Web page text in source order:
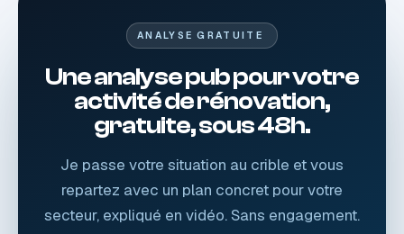
ANALYSE GRATUITE
Une analyse pub pour votre
activité de rénovation,
gratuite, sous 48h.
Je passe votre situation au crible et vous
repartez avec un plan concret pour votre
secteur, expliqué en vidéo. Sans engagement.